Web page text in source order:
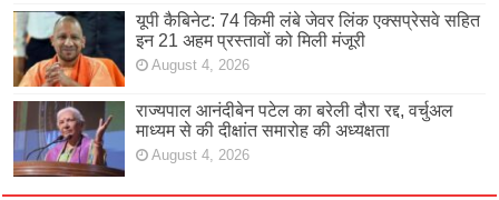
यूपी कैबिनेट: 74 किमी लंबे जेवर लिंक एक्सप्रेसवे सहित
इन 21 अहम प्रस्तावों को मिली मंजूरी
August 4, 2026
राज्यपाल आनंदीबेन पटेल का बरेली दौरा रद्द, वर्चुअल
माध्यम से की दीक्षांत समारोह की अध्यक्षता
August 4, 2026